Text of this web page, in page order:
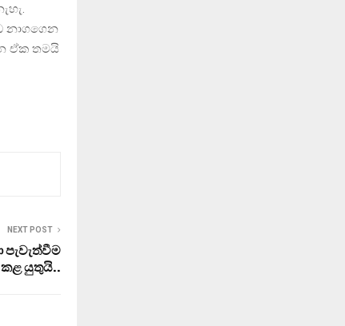
නාගගෙන
ඒක තමයි
NEXT POST
කළ යුතුයි..